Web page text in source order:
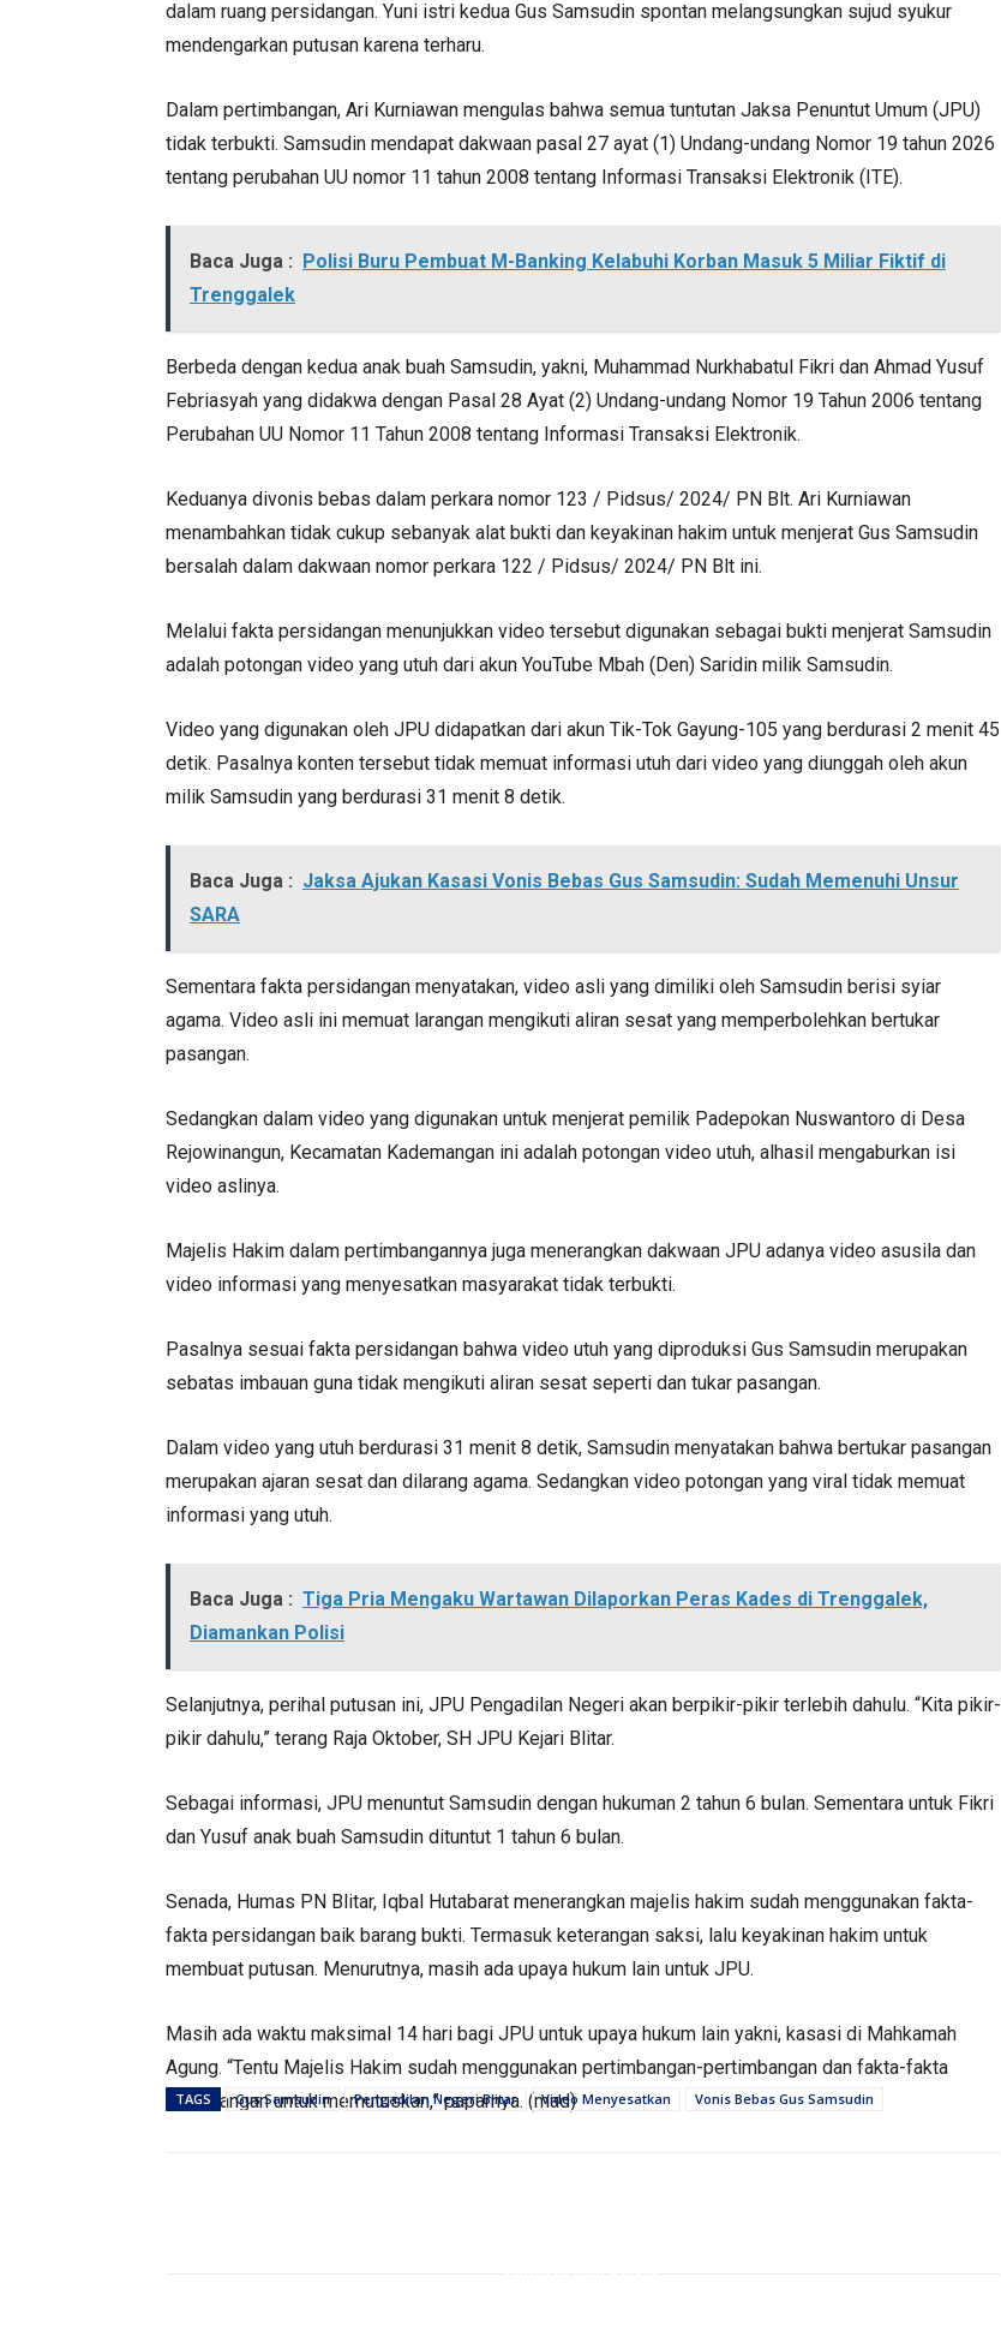
dalam ruang persidangan. Yuni istri kedua Gus Samsudin spontan melangsungkan sujud syukur
mendengarkan putusan karena terharu.
Dalam pertimbangan, Ari Kurniawan mengulas bahwa semua tuntutan Jaksa Penuntut Umum (JPU)
tidak terbukti. Samsudin mendapat dakwaan pasal 27 ayat (1) Undang-undang Nomor 19 tahun 2026
tentang perubahan UU nomor 11 tahun 2008 tentang Informasi Transaksi Elektronik (ITE).
Baca Juga : Polisi Buru Pembuat M-Banking Kelabuhi Korban Masuk 5 Miliar Fiktif di
Trenggalek
Berbeda dengan kedua anak buah Samsudin, yakni, Muhammad Nurkhabatul Fikri dan Ahmad Yusuf
Febriasyah yang didakwa dengan Pasal 28 Ayat (2) Undang-undang Nomor 19 Tahun 2006 tentang
Perubahan UU Nomor 11 Tahun 2008 tentang Informasi Transaksi Elektronik.
Keduanya divonis bebas dalam perkara nomor 123 / Pidsus/ 2024/ PN Blt. Ari Kurniawan
menambahkan tidak cukup sebanyak alat bukti dan keyakinan hakim untuk menjerat Gus Samsudin
bersalah dalam dakwaan nomor perkara 122 / Pidsus/ 2024/ PN Blt ini.
Melalui fakta persidangan menunjukkan video tersebut digunakan sebagai bukti menjerat Samsudin
adalah potongan video yang utuh dari akun YouTube Mbah (Den) Saridin milik Samsudin.
Video yang digunakan oleh JPU didapatkan dari akun Tik-Tok Gayung-105 yang berdurasi 2 menit 45
detik. Pasalnya konten tersebut tidak memuat informasi utuh dari video yang diunggah oleh akun
milik Samsudin yang berdurasi 31 menit 8 detik.
Baca Juga : Jaksa Ajukan Kasasi Vonis Bebas Gus Samsudin: Sudah Memenuhi Unsur
SARA
Sementara fakta persidangan menyatakan, video asli yang dimiliki oleh Samsudin berisi syiar
agama. Video asli ini memuat larangan mengikuti aliran sesat yang memperbolehkan bertukar
pasangan.
Sedangkan dalam video yang digunakan untuk menjerat pemilik Padepokan Nuswantoro di Desa
Rejowinangun, Kecamatan Kademangan ini adalah potongan video utuh, alhasil mengaburkan isi
video aslinya.
Majelis Hakim dalam pertimbangannya juga menerangkan dakwaan JPU adanya video asusila dan
video informasi yang menyesatkan masyarakat tidak terbukti.
Pasalnya sesuai fakta persidangan bahwa video utuh yang diproduksi Gus Samsudin merupakan
sebatas imbauan guna tidak mengikuti aliran sesat seperti dan tukar pasangan.
Dalam video yang utuh berdurasi 31 menit 8 detik, Samsudin menyatakan bahwa bertukar pasangan
merupakan ajaran sesat dan dilarang agama. Sedangkan video potongan yang viral tidak memuat
informasi yang utuh.
Baca Juga : Tiga Pria Mengaku Wartawan Dilaporkan Peras Kades di Trenggalek,
Diamankan Polisi
Selanjutnya, perihal putusan ini, JPU Pengadilan Negeri akan berpikir-pikir terlebih dahulu. “Kita pikir-
pikir dahulu,” terang Raja Oktober, SH JPU Kejari Blitar.
Sebagai informasi, JPU menuntut Samsudin dengan hukuman 2 tahun 6 bulan. Sementara untuk Fikri
dan Yusuf anak buah Samsudin dituntut 1 tahun 6 bulan.
Senada, Humas PN Blitar, Iqbal Hutabarat menerangkan majelis hakim sudah menggunakan fakta-
fakta persidangan baik barang bukti. Termasuk keterangan saksi, lalu keyakinan hakim untuk
membuat putusan. Menurutnya, masih ada upaya hukum lain untuk JPU.
Masih ada waktu maksimal 14 hari bagi JPU untuk upaya hukum lain yakni, kasasi di Mahkamah
Agung. “Tentu Majelis Hakim sudah menggunakan pertimbangan-pertimbangan dan fakta-fakta
persidangan untuk memutuskan,” paparnya. (mad)
TAGS Gus Samsudin Pengadilan Negeri Blitar Video Menyesatkan Vonis Bebas Gus Samsudin